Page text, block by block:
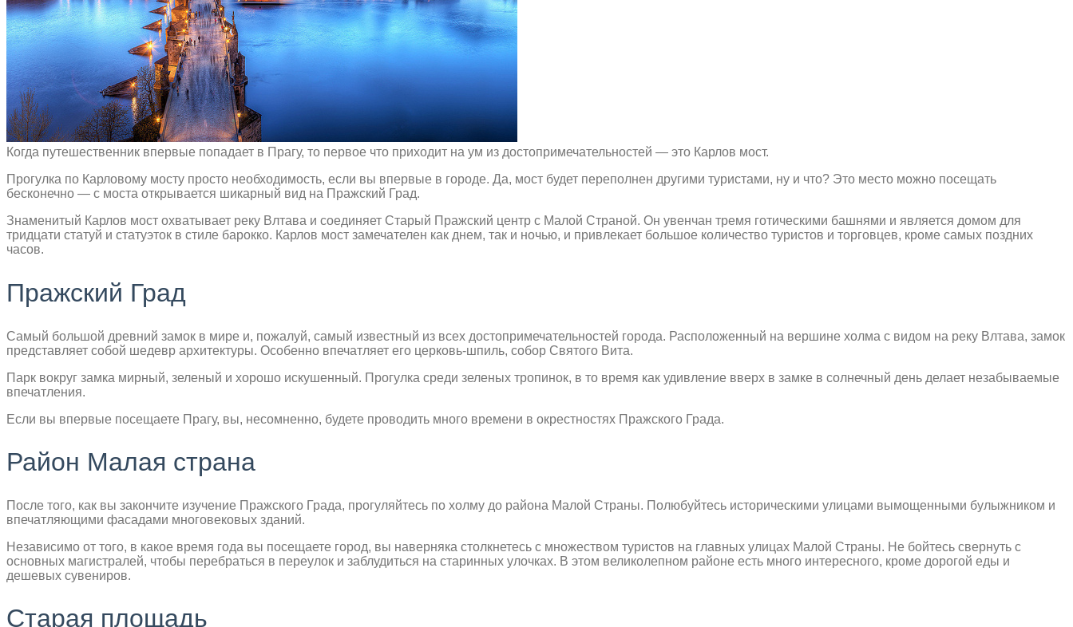
Когда путешественник впервые попадает в Прагу, то первое что приходит на ум из достопримечательностей — это Карлов мост.
Прогулка по Карловому мосту просто необходимость, если вы впервые в городе. Да, мост будет переполнен другими туристами, ну и что? Это место можно посещать
бесконечно — с моста открывается шикарный вид на Пражский Град.
Знаменитый Карлов мост охватывает реку Влтава и соединяет Старый Пражский центр с Малой Страной. Он увенчан тремя готическими башнями и является домом для
тридцати статуй и статуэток в стиле барокко. Карлов мост замечателен как днем, так и ночью, и привлекает большое количество туристов и торговцев, кроме самых поздних
часов.
Пражский Град
Самый большой древний замок в мире и, пожалуй, самый известный из всех достопримечательностей города. Расположенный на вершине холма с видом на реку Влтава, замок
представляет собой шедевр архитектуры. Особенно впечатляет его церковь-шпиль, собор Святого Вита.
Парк вокруг замка мирный, зеленый и хорошо искушенный. Прогулка среди зеленых тропинок, в то время как удивление вверх в замке в солнечный день делает незабываемые
впечатления.
Если вы впервые посещаете Прагу, вы, несомненно, будете проводить много времени в окрестностях Пражского Града.
Район Малая страна
После того, как вы закончите изучение Пражского Града, прогуляйтесь по холму до района Малой Страны. Полюбуйтесь историческими улицами вымощенными булыжником и
впечатляющими фасадами многовековых зданий.
Независимо от того, в какое время года вы посещаете город, вы наверняка столкнетесь с множеством туристов на главных улицах Малой Страны. Не бойтесь свернуть с
основных магистралей, чтобы перебраться в переулок и заблудиться на старинных улочках. В этом великолепном районе есть много интересного, кроме дорогой еды и
дешевых сувениров.
Старая площадь